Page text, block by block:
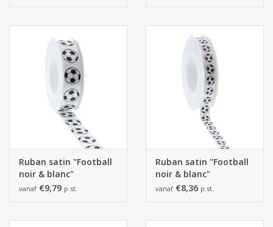
Ruban satin "Football
noir & blanc"
vanaf €9,79 p.st.
Ruban satin "Football
noir & blanc"
vanaf €8,36 p.st.